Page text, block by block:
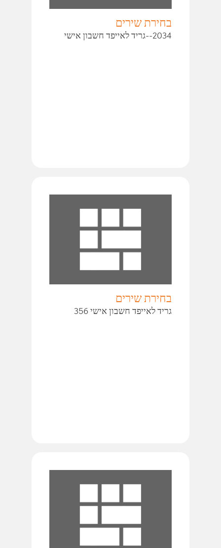
בחירת שירים
2034--גריד לאייפד חשבון אישי
בחירת שירים
גריד לאייפד חשבון אישי 356